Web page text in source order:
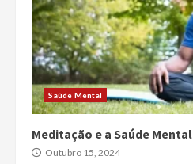
Saúde Mental
Meditação e a Saúde Mental
Outubro 15, 2024